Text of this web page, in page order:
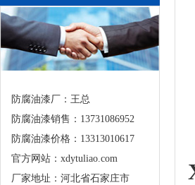
防腐油漆厂：王总
防腐油漆销售：13731086952
防腐油漆价格：13313010617
官方网站：xdytuliao.com
厂家地址：河北省石家庄市